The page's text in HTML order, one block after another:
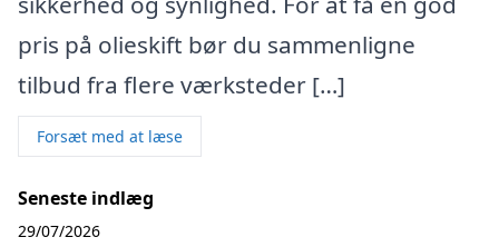
pris på olieskift bør du sammenligne
tilbud fra flere værksteder […]
Forsæt med at læse
Seneste indlæg
29/07/2026